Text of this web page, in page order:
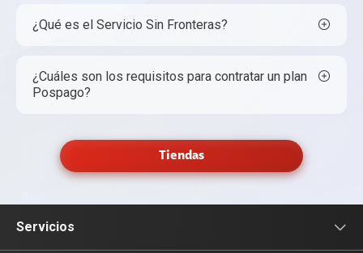
¿Qué es el Servicio Sin Fronteras?
¿Cuáles son los requisitos para contratar un plan
Pospago?
Tiendas
Servicios